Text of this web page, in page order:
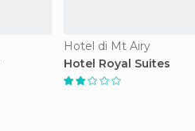
Hotel di Mt Airy
Hotel Royal Suites